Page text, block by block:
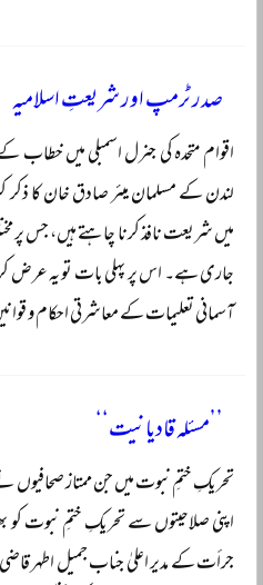
صدر ٹرمپ اور شریعتِ اسلامیہ
اقوام متحدہ کی جنرل اسمبلی میں
لندن کے مسلمان میئر صادق خان کا ذکر
میں شریعت نافذ کرنا چاہتے ہیں، جس پر
جاری ہے۔ اس پر پہلی بات تو یہ عرض
آسمانی تعلیمات کے معاشرتی احکام و
’’مسئلہ قادیانیت‘‘
تحریکِ ختمِ نبوت میں جن ممتاز
اپنی صلاحیتوں سے تحریکِ ختمِ نبوت کو
جرأت کے مدیر اعلیٰ جناب جمیل اطہر